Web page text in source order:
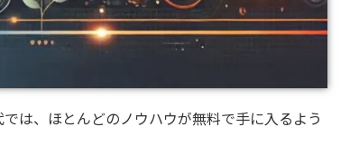
は、ほとんどのノウハウが無料で手に入るよう